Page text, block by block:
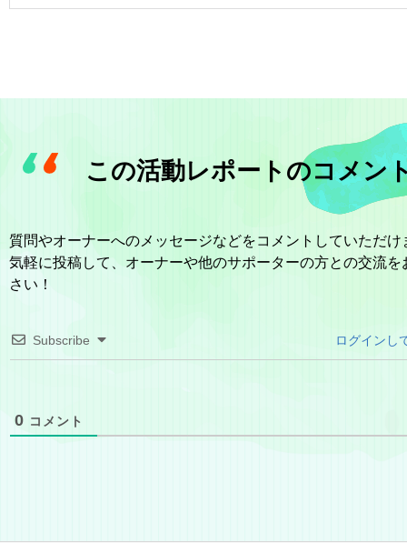
この活動レポートのコメン
質問やオーナーへのメッセージなどをコメントしていただけ
気軽に投稿して、オーナーや他のサポーターの方との交流を
さい！
Subscribe ログインし
0 コメント